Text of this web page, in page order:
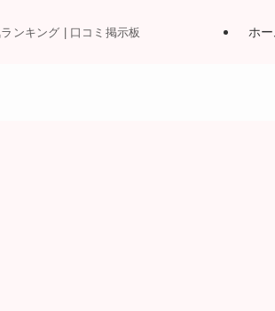
ンキング | 口コミ掲示板 ホ